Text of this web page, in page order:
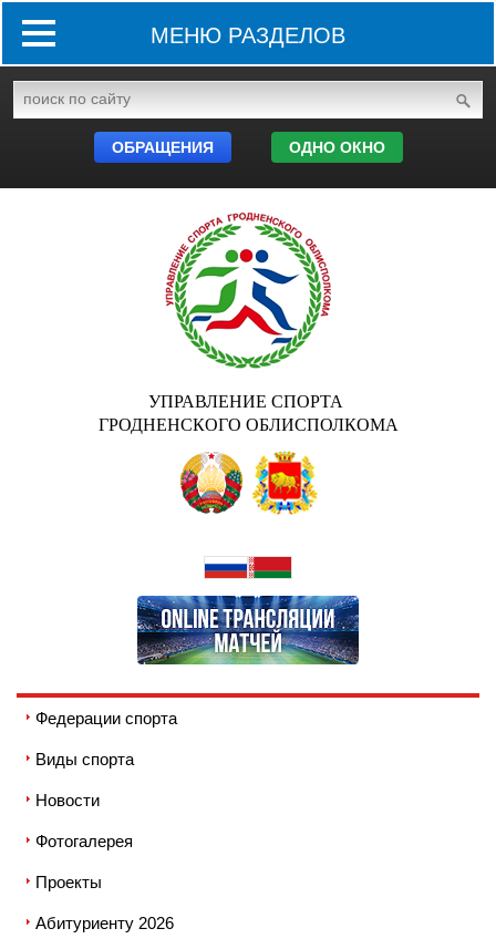
МЕНЮ РАЗДЕЛОВ
ОБРАЩЕНИЯ ОДНО ОКНО
УПРАВЛЕНИЕ СПОРТА
ГРОДНЕНСКОГО ОБЛИСПОЛКОМА
Федерации спорта
Виды спорта
Новости
Фотогалерея
Проекты
Абитуриенту 2026